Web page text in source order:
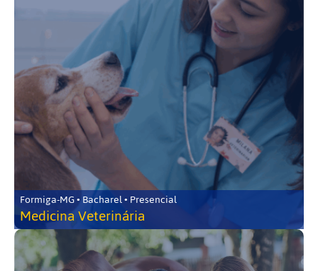
Formiga-MG • Bacharel • Presencial
Medicina Veterinária